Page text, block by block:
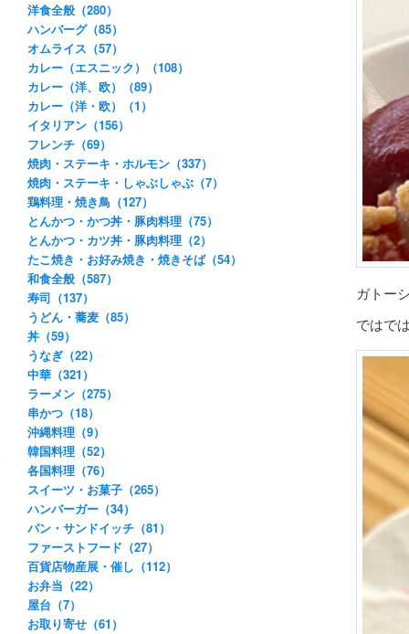
ガトー
ではで
洋食全般（280）
ハンバーグ（85）
オムライス（57）
カレー（エスニック）（108）
カレー（洋、欧）（89）
カレー（洋・欧）（1）
イタリアン（156）
フレンチ（69）
焼肉・ステーキ・ホルモン（337）
焼肉・ステーキ・しゃぶしゃぶ（7）
鶏料理・焼き鳥（127）
とんかつ・かつ丼・豚肉料理（75）
とんかつ・カツ丼・豚肉料理（2）
たこ焼き・お好み焼き・焼きそば（54）
和食全般（587）
寿司（137）
うどん・蕎麦（85）
丼（59）
うなぎ（22）
中華（321）
ラーメン（275）
串かつ（18）
沖縄料理（9）
韓国料理（52）
各国料理（76）
スイーツ・お菓子（265）
ハンバーガー（34）
パン・サンドイッチ（81）
ファーストフード（27）
百貨店物産展・催し（112）
お弁当（22）
屋台（7）
お取り寄せ（61）